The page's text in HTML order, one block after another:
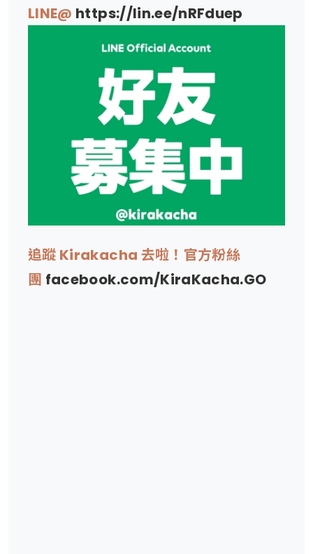
LINE@ https://lin.ee/nRFduep
追蹤 Kirakacha 去啦！官方粉絲
團 facebook.com/KiraKacha.GO